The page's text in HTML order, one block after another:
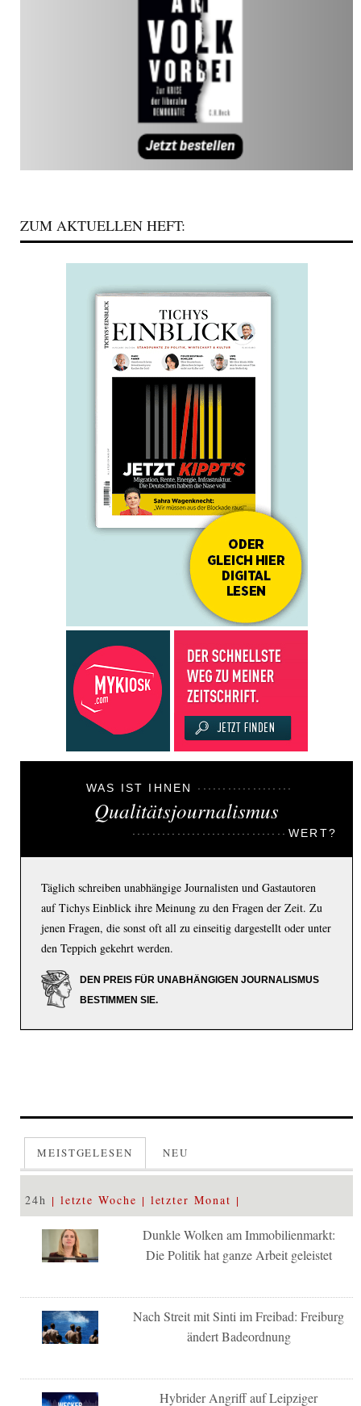
ZUM AKTUELLEN HEFT:
WAS IST IHNEN
Qualitätsjournalismus
WERT?
Täglich schreiben unabhängige Journalisten und Gastautoren
auf Tichys Einblick ihre Meinung zu den Fragen der Zeit. Zu
jenen Fragen, die sonst oft all zu einseitig dargestellt oder unter
den Teppich gekehrt werden.
DEN PREIS FÜR UNABHÄNGIGEN JOURNALISMUS
BESTIMMEN SIE.
MEISTGELESEN NEU
24h letzte Woche letzter Monat
Dunkle Wolken am Immobilienmarkt:
Die Politik hat ganze Arbeit geleistet
Nach Streit mit Sinti im Freibad: Freiburg
ändert Badeordnung
Hybrider Angriff auf Leipziger